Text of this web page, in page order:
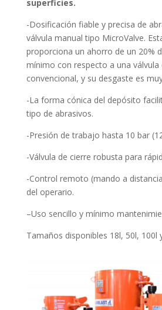
superficies.
-Dosificación fiable y precisa de
válvula manual tipo MicroValve.
proporciona un ahorro de un 20%
mínimo con respecto a una válvula
convencional, y su desgaste es
-La forma cónica del depósito
tipo de abrasivos.
-Presión de trabajo hasta 10 bar
-Válvula de cierre robusta para
-Control remoto (mando a
del operario.
–Uso sencillo y mínimo
Tamaños disponibles 18l, 50l, 100l